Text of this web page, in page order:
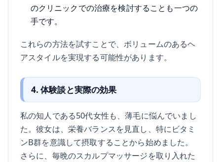
のクリニックでの治療を検討することも一つの
手です。
これらの方法を試すことで、ボリュームのあるヘ
アスタイルを実現する可能性があります。
4. 体験談と実際の効果
私の知人である50代女性も、薄毛に悩んでいまし
た。彼女は、栄養バランスを見直し、特にビタミ
ンB群を意識して摂取することから始めました。
さらに、毎晩のスカルプマッサージを取り入れた